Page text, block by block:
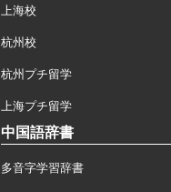
上海校
杭州校
杭州プチ留学
上海プチ留学
中国語辞書
多音字学習辞書